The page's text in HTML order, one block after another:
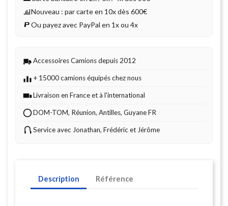
Nouveau : par carte en 10x dès 600€
Ou payez avec PayPal en 1x ou 4x
Accessoires Camions depuis 2012
+ 15000 camions équipés chez nous
Livraison en France et à l'international
DOM-TOM, Réunion, Antilles, Guyane FR
Service avec Jonathan, Frédéric et Jérôme
Description Référence